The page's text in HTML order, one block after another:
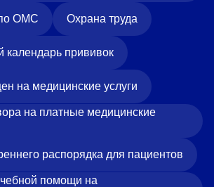
ОМС Охрана труда
календарь прививок
на медицинские услуги
на платные медицинские
распорядка для пациентов
помощи на